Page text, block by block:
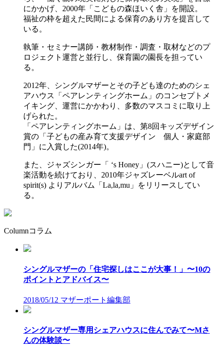
にかかげ、2000年「こどもの森ほいく舎」を開設。
福祉の枠を超えた民間による保育のあり方を提言して
いる。
執筆・セミナー講師・教材制作・調査・取材などのプ
ロジェクト運営と並行し、保育園の園長を担ってい
る。
2012年、シングルマザーとその子ども達のためのシェ
アハウス「ペアレンティングホーム」のコンセプトメ
イキング、運営にかかわり、多数のマスコミに取り上
げられた。
「ペアレンティングホーム」は、第8回キッズデザイン
賞の「子どもの産み育て支援デザイン 個人・家庭部
門」に入賞した(2014年)。
また、ジャズシンガー「 ‘s Honey」(スハニー)として音
楽活動を続けており、2010年ジャズレーベルart of
spirit(s) よりアルバム「La,la,mu」をリリースしてい
る。
Columnコラム
シングルマザーの「住宅探しはここが大事！」〜10の
ポイントとアドバイス〜
2018/05/12 マザーポート編集部
シングルマザー専用シェアハウスに住んでみて〜Mさ
んの体験談〜